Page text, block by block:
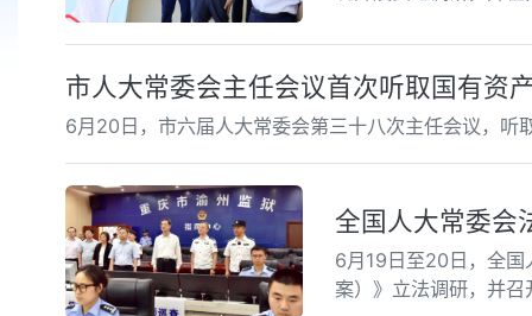
市人大常委会主任会议首次听取国有资
6月20日，市六届人大常委会第三十八次主任会议，
全国人大常委会
6月19日至20日，全国
案）》立法调研，并召